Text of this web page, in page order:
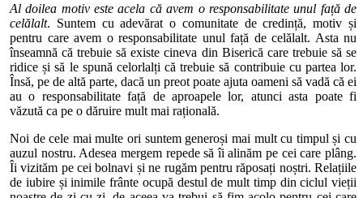
Al doilea motiv este acela că avem o responsabilitate unul față de
celălalt. Suntem cu adevărat o comunitate de credință, motiv și
pentru care avem o responsabilitate unul față de celălalt. Asta nu
înseamnă că trebuie să existe cineva din Biserică care trebuie să se
ridice și să le spună celorlalți că trebuie să contribuie cu partea lor.
Însă, pe de altă parte, dacă un preot poate ajuta oameni să vadă că ei
au o responsabilitate față de aproapele lor, atunci asta poate fi
văzută ca pe o dăruire mult mai rațională.
Noi de cele mai multe ori suntem generoși mai mult cu timpul și cu
auzul nostru. Adesea mergem repede să îi alinăm pe cei care plâng.
Îi vizităm pe cei bolnavi și ne rugăm pentru răposați noștri. Relațiile
de iubire și inimile frânte ocupă destul de mult timp din ciclul vieții